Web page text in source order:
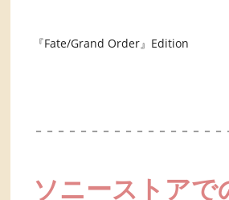
『Fate/Grand Order』Edition
－－－－－－－－－－－－－－－－－
ソニーストアで